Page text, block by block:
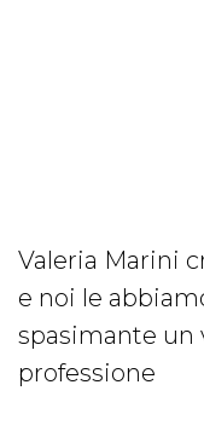
Valeria Marini
e noi le
spasimante un
professione